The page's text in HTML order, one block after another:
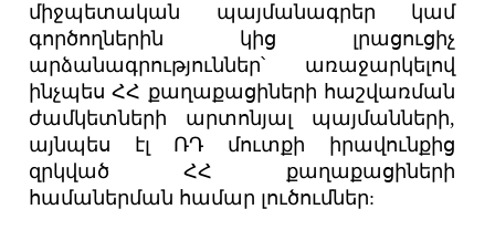
միջպետական պայմանագրեր կամ
գործողներին կից լրացուցիչ
արձանագրություններ՝ առաջարկելով
ինչպես ՀՀ քաղաքացիների հաշվառման
ժամկետների արտոնյալ պայմանների,
այնպես էլ ՌԴ մուտքի իրավունքից
զրկված ՀՀ քաղաքացիների
համաներման համար լուծումներ: